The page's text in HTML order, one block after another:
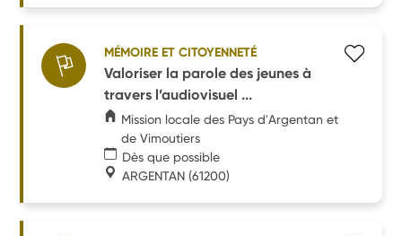
MÉMOIRE ET CITOYENNETÉ
Valoriser la parole des jeunes à
travers l’audiovisuel ...
Mission locale des Pays d'Argentan et
de Vimoutiers
Dès que possible
ARGENTAN (61200)